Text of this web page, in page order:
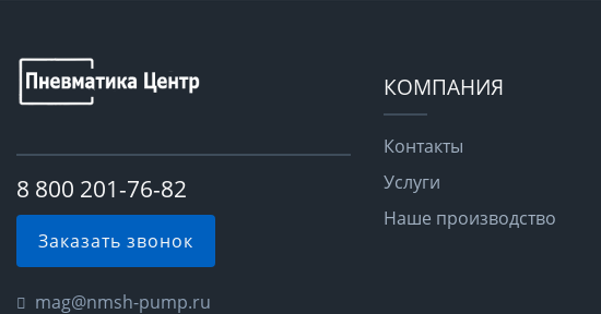
8 800 201-76-82
Заказать звонок
mag@nmsh-pump.ru
КОМПАНИЯ
Контакты
Услуги
Наше производство